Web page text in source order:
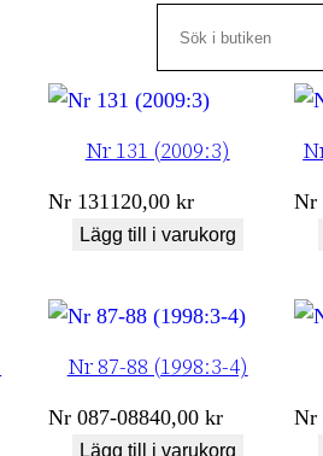
Nr 131 (2009:3)
Nr 131120,00 kr
Lägg till i varukorg
Nr
Nr 87-88 (1998:3-4)
Nr 087-08840,00 kr
Lägg till i varukorg
Nr